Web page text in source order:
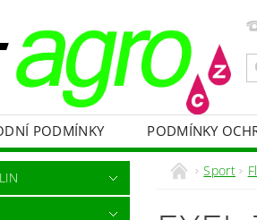
PODMÍNKY PODMÍNKY
HNOJIVA VELKOOBJEMOVÉ
PROTI HLODAVCŮM
Sport